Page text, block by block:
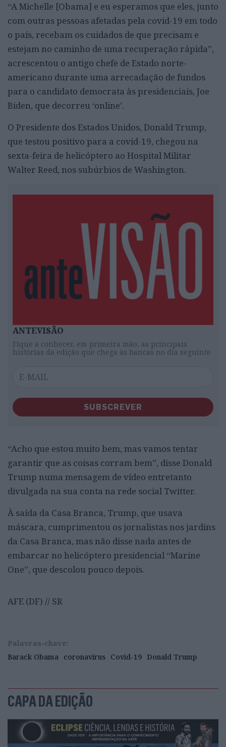
“A Michelle [Obama] e eu esperamos que eles, junto
com outras pessoas afetadas pela covid-19 em todo
o país, recebam os cuidados de que precisam e
estejam no caminho de uma recuperação rápida”,
acrescentou o antigo chefe de Estado norte-
americano durante uma arrecadação de fundos
para o candidato democrata às presidenciais, Joe
Biden, que decorreu ‘online’.
O Presidente dos Estados Unidos, Donald Trump,
que testou positivo para a covid-19, chegou na
sexta-feira de helicóptero ao Hospital Militar
Walter Reed, nos subúrbios de Washington.
ANTEVISÃO
Fique a conhecer, em primeira mão, as principais
histórias da edição que chega às bancas no dia seguinte
SUBSCREVER
“Acho que estou muito bem, mas vamos tentar
garantir que as coisas corram bem”, disse Donald
Trump numa mensagem de vídeo entretanto
divulgada na sua conta na rede social Twitter.
À saída da Casa Branca, Trump, que usava
máscara, cumprimentou os jornalistas nos jardins
da Casa Branca, mas não disse nada antes de
embarcar no helicóptero presidencial “Marine
One”, que descolou pouco depois.
AFE (DF) // SR
Palavras-chave:
Barack Obama
coronavírus Covid-19 Donald Trump
CAPA DA EDIÇÃO